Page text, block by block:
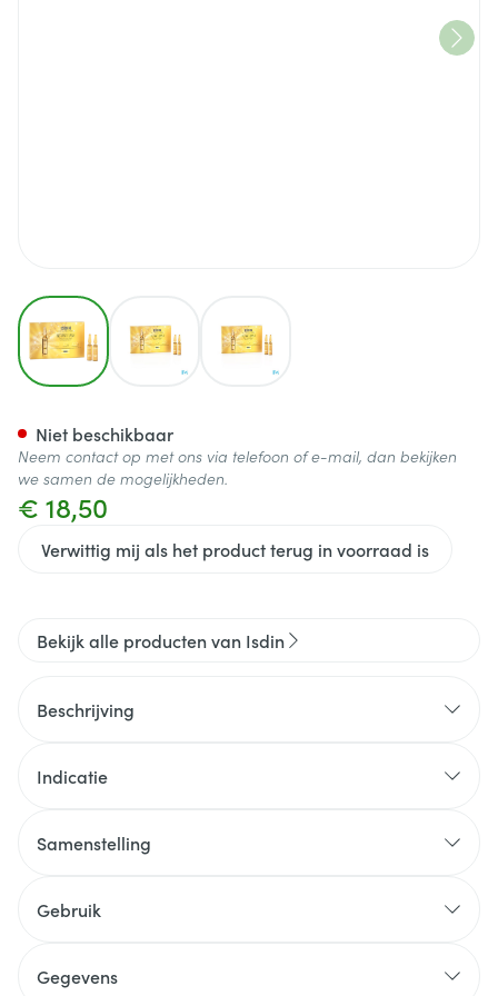
View larger image
€ 18,50
Verwittig mij als het product terug in voorraad is
Niet beschikbaar
Neem contact op met ons via telefoon of e-mail, dan bekijken
we samen de mogelijkheden.
Bekijk alle producten van Isdin
Beschrijving
Indicatie
Samenstelling
Gebruik
Gegevens